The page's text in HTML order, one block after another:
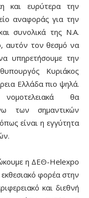
και ευρύτερα την
αναφοράς για την
συνολικά της Ν.Α.
αυτόν τον θεσμό να
υπηρετήσουμε την
Κυριάκος
Ελλάδα πιο ψηλά.
θα
των σημαντικών
είναι η εγγύτητα
η ΔΕΘ-Helexpo
φορέα στην
και διεθνή